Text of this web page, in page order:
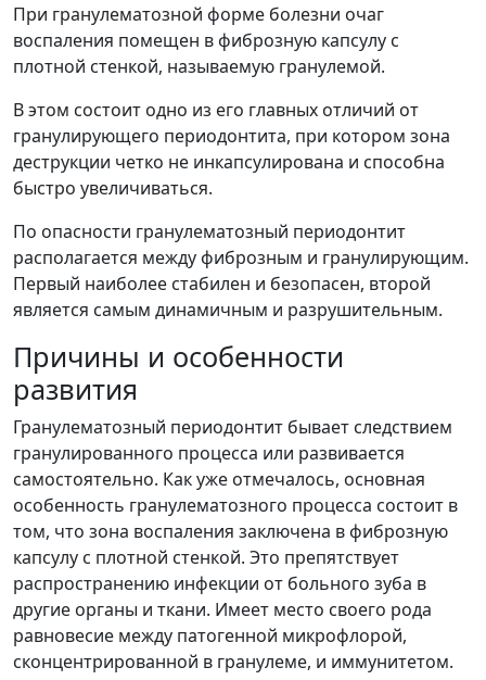
При гранулематозной форме болезни очаг
воспаления помещен в фиброзную капсулу с
плотной стенкой, называемую гранулемой.
В этом состоит одно из его главных отличий от
гранулирующего периодонтита, при котором зона
деструкции четко не инкапсулирована и способна
быстро увеличиваться.
По опасности гранулематозный периодонтит
располагается между фиброзным и гранулирующим.
Первый наиболее стабилен и безопасен, второй
является самым динамичным и разрушительным.
Причины и особенности
развития
Гранулематозный периодонтит бывает следствием
гранулированного процесса или развивается
самостоятельно. Как уже отмечалось, основная
особенность гранулематозного процесса состоит в
том, что зона воспаления заключена в фиброзную
капсулу с плотной стенкой. Это препятствует
распространению инфекции от больного зуба в
другие органы и ткани. Имеет место своего рода
равновесие между патогенной микрофлорой,
сконцентрированной в гранулеме, и иммунитетом.